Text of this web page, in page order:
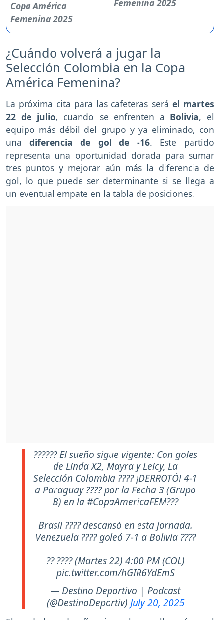
Femenina 2025
¿Cuándo volverá a jugar la
Selección Colombia en la Copa
América Femenina?
La próxima cita para las cafeteras será el martes
22 de julio, cuando se enfrenten a Bolivia, el
equipo más débil del grupo y ya eliminado, con
una diferencia de gol de -16. Este partido
representa una oportunidad dorada para sumar
tres puntos y mejorar aún más la diferencia de
gol, lo que puede ser determinante si se llega a
un eventual empate en la tabla de posiciones.
?????? El sueño sigue vigente: Con goles
de Linda X2, Mayra y Leicy, La
Selección Colombia ???? ¡DERROTÓ! 4-1
a Paraguay ???? por la Fecha 3 (Grupo
B) en la#CopaAmericaFEM???
Brasil ???? descansó en esta jornada.
Venezuela ???? goleó 7-1 a Bolivia ????
?? ???? (Martes 22) 4:00 PM (COL)
pic.twitter.com/hGIR6YdEmS
— Destino Deportivo | Podcast
(@DestinoDeportiv) July 20, 2025